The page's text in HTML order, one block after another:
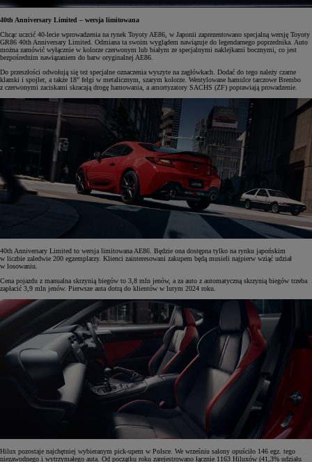
40th Anniversary Limited – wersja limitowana
Chcąc uczcić 40-lecie wprowadzenia na rynek Toyoty AE86, w Japonii zaprezentowano specjalną wersję Toyoty
GR86 40th Anniversary Limited. Odmiana ta swoim wyglądem nawiązuje do legendarnego poprzednika. Auto
można zamówić wyłącznie w kolorze czerwonym lub białym ze specjalnymi naklejkami bocznymi, co jest
bezpośrednim nawiązaniem do barw oryginalnej AE86.
Do przeszłości odwołują się też specjalne oznaczenia wyszyte na zagłówkach. Dodać do tego należy czarne
klamki i spojler, a także 18" felgi w metalicznym, szarym kolorze. Wentylowane hamulce tarczowe Brembo
z czerwonymi zaciskami skracają drogę hamowania, a amortyzatory SACHS (ZF) poprawiają prowadzenie.
40th Anniversary Limited to wersja limitowana AE86. Będzie ona dostępna tylko na rynku japońskim
w liczbie zaledwie 200 egzemplarzy. Klienci zainteresowani zakupem będą musieli najpierw wziąć udział
w losowaniu.
Cena pojazdu z manualna skrzynią biegów to 3,8 mln jenów, a za auto z automatyczną skrzynią biegów trzeba
zapłacić 3,9 mln jenów. Pierwsze auta dotrą do klientów w lutym 2024 roku.
Hilux pozostaje najchętniej wybieranym pick-upem w Polsce. We wrześniu salony opuściło 146 egz. tego
niezawodnego i wytrzymałego auta. Od początku roku zarejestrowano łącznie 1163 Hiluxów (41,3% udziału